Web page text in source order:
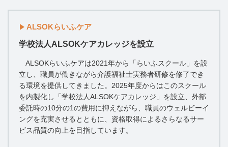
ALSOKらいふケア
学校法人ALSOKケアカレッジを設立
ALSOKらいふケアは2021年から「らいふスクール」を設
立し、職員が働きながら介護福祉士実務者研修を修了でき
る環境を提供してきました。2025年度からはこのスクール
を内製化し「学校法人ALSOKケアカレッジ」を設立、外部
委託時の10分の1の費用に抑えながら、職員のウェルビーイ
ングを充実させるとともに、資格取得によるさらなるサー
ビス品質の向上を目指しています。